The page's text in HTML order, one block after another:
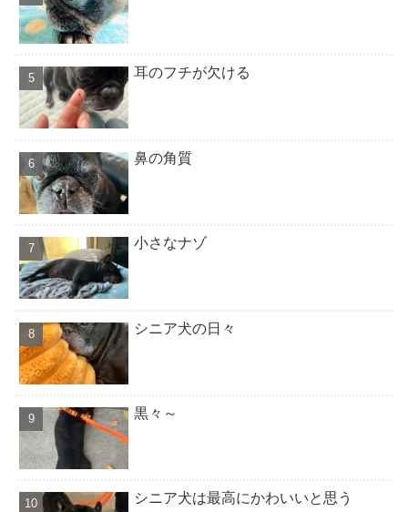
耳のフチが欠ける
鼻の角質
小さなナゾ
シニア犬の日々
黒々～
シニア犬は最高にかわいいと思う